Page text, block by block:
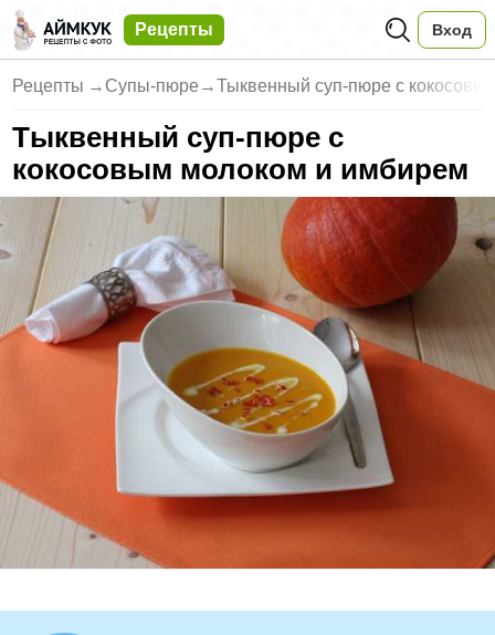
Рецепты Вход
Рецепты → Супы-пюре →Тыквенный суп-пюре с
Тыквенный суп-пюре с
кокосовым молоком и имбирем